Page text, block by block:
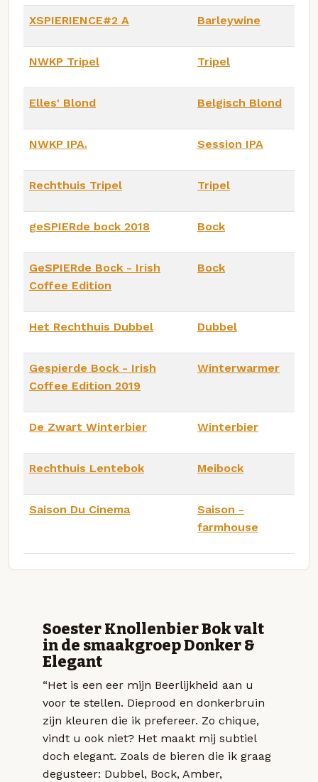
XSPIERIENCE#2 A Barleywine
NWKP Tripel Tripel
Elles' Blond Belgisch Blond
NWKP IPA. Session IPA
Rechthuis Tripel Tripel
geSPIERde bock 2018 Bock
GeSPIERde Bock - Irish
Coffee Edition
Bock
Het Rechthuis Dubbel Dubbel
Gespierde Bock - Irish
Coffee Edition 2019
Winterwarmer
De Zwart Winterbier Winterbier
Rechthuis Lentebok Meibock
Saison Du Cinema
Saison -
farmhouse
Soester Knollenbier Bok valt
in de smaakgroep Donker &
Elegant
“Het is een eer mijn Beerlijkheid aan u
voor te stellen. Dieprood en donkerbruin
zijn kleuren die ik prefereer. Zo chique,
vindt u ook niet? Het maakt mij subtiel
doch elegant. Zoals de bieren die ik graag
degusteer: Dubbel, Bock, Amber,